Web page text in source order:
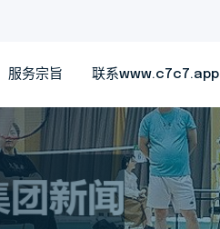
服务宗旨 联系www.c7c7.app